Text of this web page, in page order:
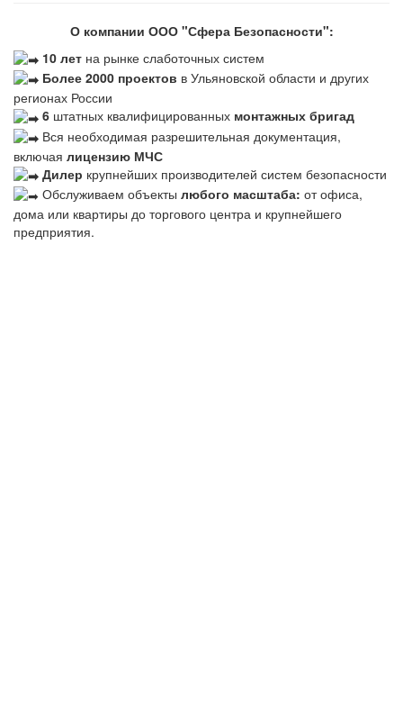
О компании ООО "Сфера Безопасности":
10 лет на рынке слаботочных систем
Более 2000 проектов в Ульяновской области и других
регионах России
6 штатных квалифицированных монтажных бригад
Вся необходимая разрешительная документация,
включая лицензию МЧС
Дилер крупнейших производителей систем безопасности
Обслуживаем объекты любого масштаба: от офиса,
дома или квартиры до торгового центра и крупнейшего
предприятия.